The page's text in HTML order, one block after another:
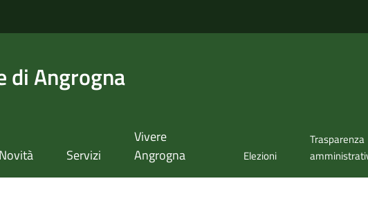
di Angrogna
Novità Servizi
Vivere
Angrogna
Elezioni
Trasparenza